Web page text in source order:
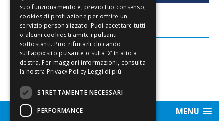
FACEBOOK
MENU
Leggi di più
STRETTAMENTE NECESSARI
PERFORMANCE